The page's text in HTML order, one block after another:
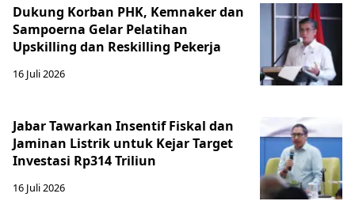
Dukung Korban PHK, Kemnaker dan
Sampoerna Gelar Pelatihan
Upskilling dan Reskilling Pekerja
16 Juli 2026
Jabar Tawarkan Insentif Fiskal dan
Jaminan Listrik untuk Kejar Target
Investasi Rp314 Triliun
16 Juli 2026